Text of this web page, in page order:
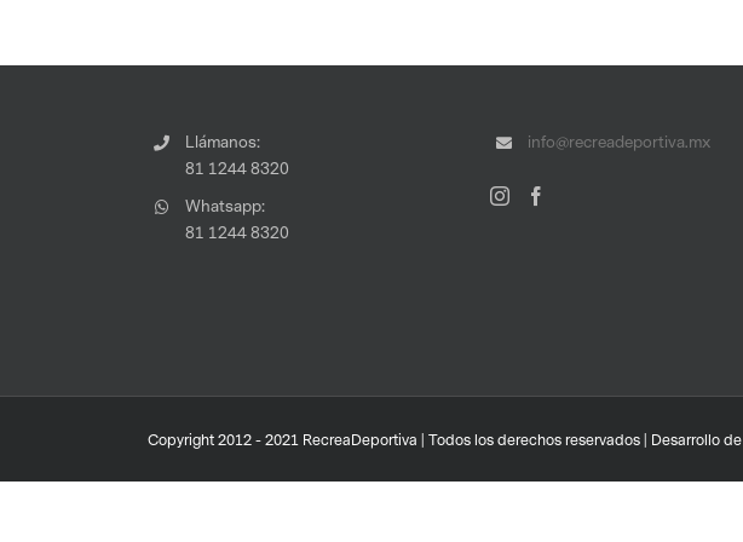
Llámanos:
81 1244 8320
Whatsapp:
81 1244 8320
info@recreadeportiva.mx
Copyright 2012 - 2021 RecreaDeportiva | Todos los derechos reservados | Desarrollo de